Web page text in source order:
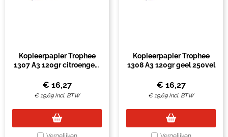
Kopieerpapier Trophee
1307 A3 120gr citroengeel
€ 16,27
€19,69 Incl. BTW
Kopieerpapier Trophee
1308 A3 120gr geel 250vel
€ 16,27
€19,69 Incl. BTW